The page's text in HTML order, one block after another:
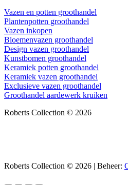
Vazen en potten groothandel
Plantenpotten groothandel
Vazen inkopen
Bloemenvazen groothandel
Design vazen groothandel
Kunstbomen groothandel
Keramiek potten groothandel
Keramiek vazen groothandel
Exclusieve vazen groothandel
Groothandel aardewerk kruiken
Roberts Collection © 2026
Roberts Collection © 2026 | Beheer: